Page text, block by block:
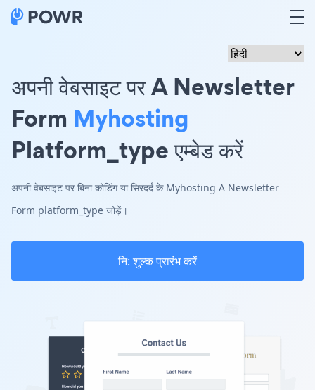
अपनी वेबसाइट पर A Newsletter
Form Myhosting
Platform_type एम्बेड करें
अपनी वेबसाइट पर बिना कोडिंग या सिरदर्द के Myhosting A Newsletter
Form platform_type जोड़ें।
नि: शुल्क प्रारंभ करें